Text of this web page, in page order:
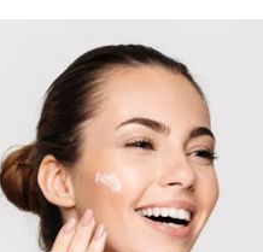
februari-
mars!
Vi...
2